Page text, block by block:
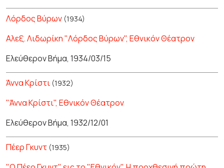
Λόρδος Βύρων (1934)
Αλεξ. Λιδωρίκη "Λόρδος Βύρων", Εθνικόν Θέατρον
Ελεύθερον Βήμα, 1934/03/15
Άννα Κρίστι (1932)
"Άννα Κρίστι", Εθνικόν Θέατρον
Ελεύθερον Βήμα, 1932/12/01
Πέερ Γκυντ (1935)